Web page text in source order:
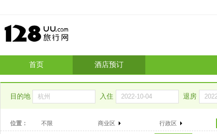
首页 酒店预订
目的地 入住 退房
位置： 不限 商业区 行政区